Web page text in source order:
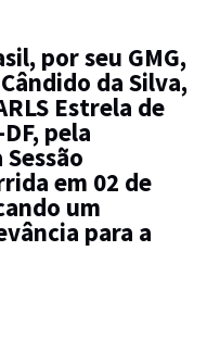
por seu GMG,
da Silva,
Estrela de
pela
em 02 de
um
para a